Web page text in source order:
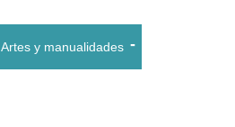
Artes y manualidades